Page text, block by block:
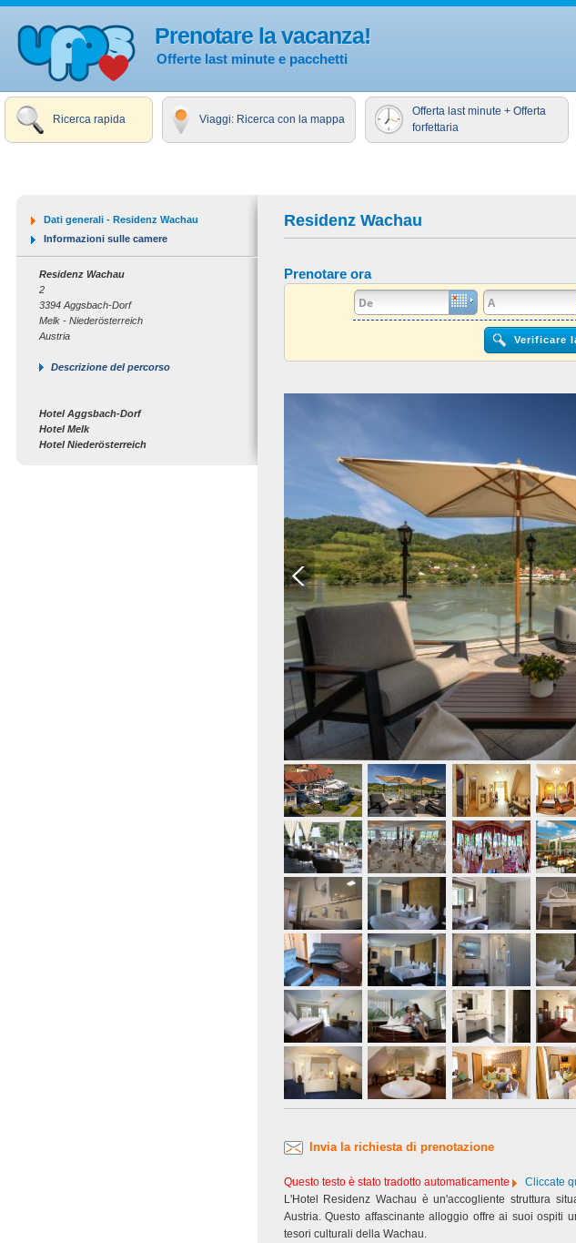
Prenotare la vacanza!
Offerte last minute e pacchetti
Ricerca rapida Viaggi: Ricerca con la mappa
Offerta last minute + Offerta
forfettaria
Residenz Wachau
Prenotare ora
Invia la richiesta di prenotazione
Questo testo è stato tradotto automaticamente
Cliccate
L'Hotel Residenz Wachau è un'accogliente struttura
Austria. Questo affascinante alloggio offre ai suoi
tesori culturali della Wachau.
Dati generali - Residenz Wachau
Informazioni sulle camere
Residenz Wachau
2
3394 Aggsbach-Dorf
Melk - Niederösterreich
Austria
Descrizione del percorso
Hotel Aggsbach-Dorf
Hotel Melk
Hotel Niederösterreich